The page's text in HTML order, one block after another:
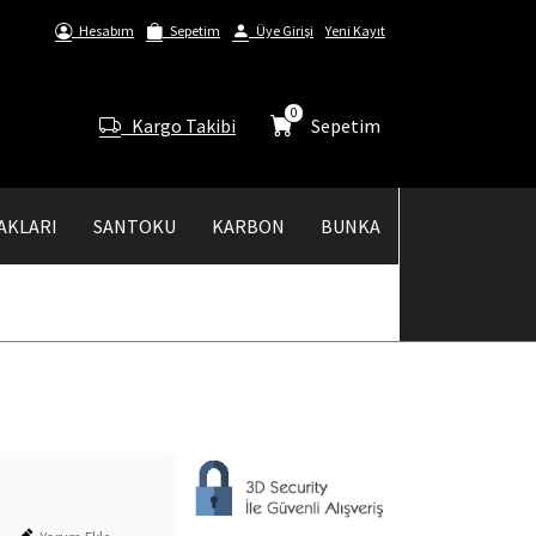
Hesabım Sepetim Üye Girişi Yeni Kayıt
Kargo Takibi Sepetim
0
SANTOKU KARBON BUNKA